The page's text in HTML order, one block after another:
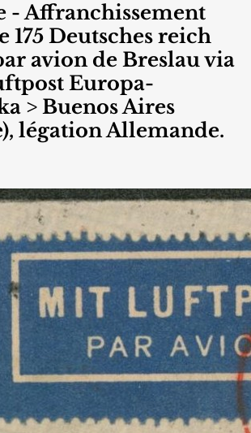
- Affranchissement
175 Deutsches reich
avion de Breslau via
Europa-
> Buenos Aires
légation Allemande.